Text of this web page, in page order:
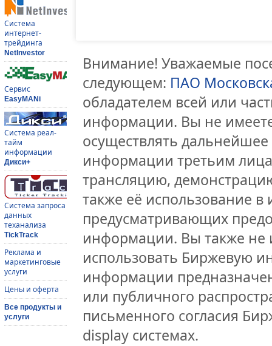
Система
интернет-
трейдинга
NetInvestor
Сервис
EasyMANi
Система реал-
тайм
информации
Дикси+
Система запроса
данных
теханализа
TickTrack
Реклама и
маркетинговые
услуги
Цены и оферта
Все продукты и
услуги
Внимание! Уважаемые
следующем: ПАО
обладателем всей или
информации. Вы не
осуществлять
информации третьим
трансляцию,
также её использование
предусматривающих
информации. Вы также не
использовать Биржевую
информации
или публичного
письменного согласия
display системах.